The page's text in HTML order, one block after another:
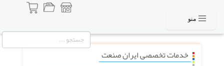
منو
خدمات تخصصی ایران صنعت